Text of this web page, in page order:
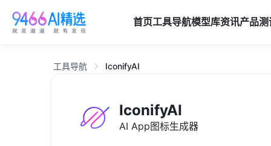
首页工具导航模型库资讯产品测
工具导航 IconifyAI
IconifyAI
AI App图标生成器